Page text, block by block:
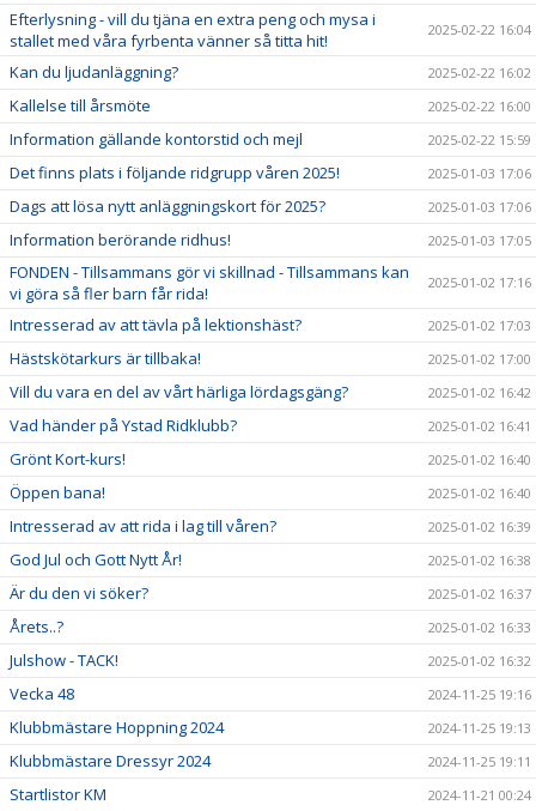
Efterlysning - vill du tjäna en extra peng och mysa i
stallet med våra fyrbenta vänner så titta hit!
2025-02-22 16:04
Kan du ljudanläggning? 2025-02-22 16:02
Kallelse till årsmöte 2025-02-22 16:00
Information gällande kontorstid och mejl 2025-02-22 15:59
Det finns plats i följande ridgrupp våren 2025! 2025-01-03 17:06
Dags att lösa nytt anläggningskort för 2025? 2025-01-03 17:06
Information berörande ridhus! 2025-01-03 17:05
FONDEN - Tillsammans gör vi skillnad - Tillsammans kan
vi göra så fler barn får rida!
2025-01-02 17:16
Intresserad av att tävla på lektionshäst? 2025-01-02 17:03
Hästskötarkurs är tillbaka! 2025-01-02 17:00
Vill du vara en del av vårt härliga lördagsgäng? 2025-01-02 16:42
Vad händer på Ystad Ridklubb? 2025-01-02 16:41
Grönt Kort-kurs! 2025-01-02 16:40
Öppen bana! 2025-01-02 16:40
Intresserad av att rida i lag till våren? 2025-01-02 16:39
God Jul och Gott Nytt År! 2025-01-02 16:38
Är du den vi söker? 2025-01-02 16:37
Årets..? 2025-01-02 16:33
Julshow - TACK! 2025-01-02 16:32
Vecka 48 2024-11-25 19:16
Klubbmästare Hoppning 2024 2024-11-25 19:13
Klubbmästare Dressyr 2024 2024-11-25 19:11
Startlistor KM 2024-11-21 00:24